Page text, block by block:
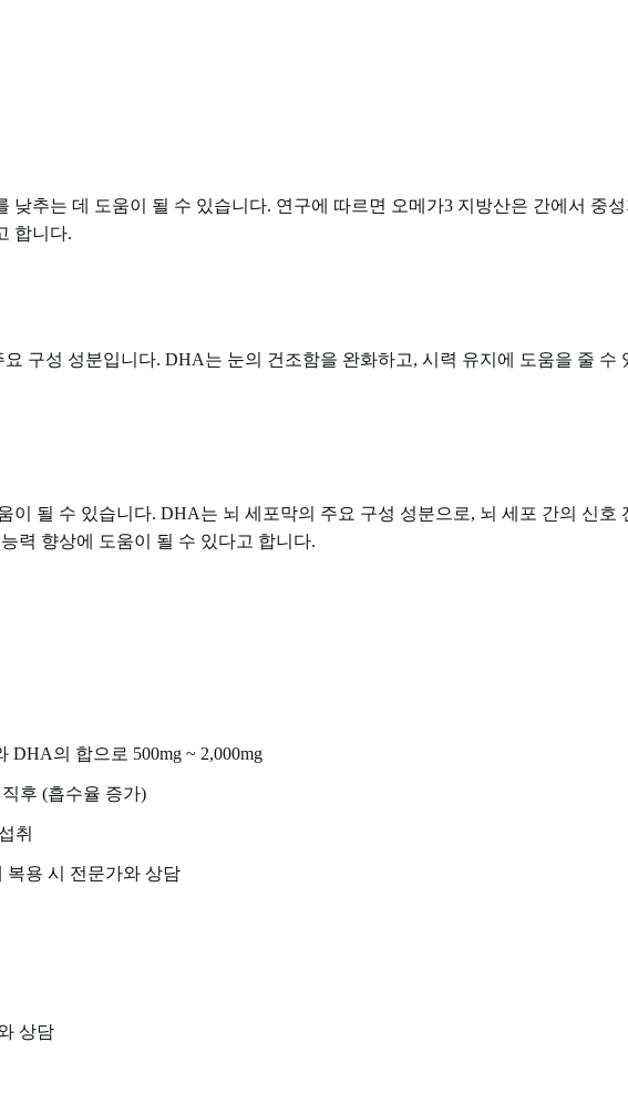
낮추는 데 도움이 될 수 있습니다. 연구에 따르면 오메가3 지방산은 간에서 중
합니다.
구성 성분입니다. DHA는 눈의 건조함을 완화하고, 시력 유지에 도움을 줄
이 될 수 있습니다. DHA는 뇌 세포막의 주요 구성 성분으로, 뇌 세포 간의 신
력 향상에 도움이 될 수 있다고 합니다.
DHA의 합으로 500mg ~ 2,000mg
후 (흡수율 증가)
취
복용 시 전문가와 상담
상담